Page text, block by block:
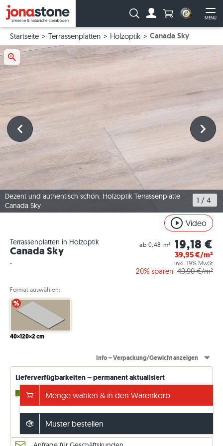
MENU
Suche: Anzahl
Startseite Terrassenplatten Holzoptik Canada Sky
Dezent und authentisch schön: Holzoptik Terrassenplatte
Canada Sky
1 / 4
Video
Terrassenplatten in Holzoptik
Canada Sky
-
ab 0,48 m² 19,18 €
39,95€/m²
inkl. 19% MwSt
20% sparen 49,90 €/m²
Format auswählen:
40×120×2 cm
%
Info – Verpackung/Gewicht anzeigen
Lieferverfügbarkeiten – permanent aktualisiert
4 - 10 Werktage* bis 7,20 m² (ab Lager)
Versand frei ab 5.000€
sonst 149€. Preise inkl. 19 % MwSt.
Lieferdetails ansehen *(Express 2–4 T. möglich!)
Menge wählen & in den Warenkorb
Muster bestellen